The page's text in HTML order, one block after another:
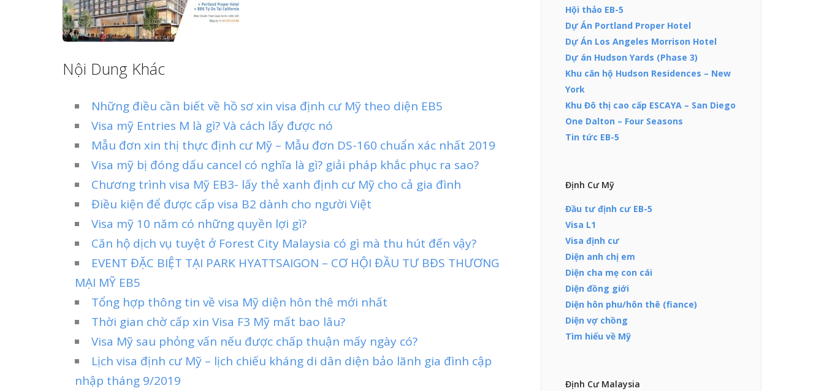
Nội Dung Khác
Những điều cần biết về hồ sơ xin visa định cư Mỹ theo diện EB5
Visa mỹ Entries M là gì? Và cách lấy được nó
Mẫu đơn xin thị thực định cư Mỹ – Mẫu đơn DS-160 chuẩn xác nhất 2019
Visa mỹ bị đóng dấu cancel có nghĩa là gì? giải pháp khắc phục ra sao?
Chương trình visa Mỹ EB3- lấy thẻ xanh định cư Mỹ cho cả gia đình
Điều kiện để được cấp visa B2 dành cho người Việt
Visa mỹ 10 năm có những quyền lợi gì?
Căn hộ dịch vụ tuyệt ở Forest City Malaysia có gì mà thu hút đến vậy?
EVENT ĐẶC BIỆT TẠI PARK HYATTSAIGON – CƠ HỘI ĐẦU TƯ BĐS THƯƠNG
MẠI MỸ EB5
Tổng hợp thông tin về visa Mỹ diện hôn thê mới nhất
Thời gian chờ cấp xin Visa F3 Mỹ mất bao lâu?
Visa Mỹ sau phỏng vấn nếu được chấp thuận mấy ngày có?
Lịch visa định cư Mỹ – lịch chiếu kháng di dân diện bảo lãnh gia đình cập
nhập tháng 9/2019
Hội thảo EB-5
Dự Án Portland Proper Hotel
Dự Án Los Angeles Morrison Hotel
Dự án Hudson Yards (Phase 3)
Khu căn hộ Hudson Residences – New
York
Khu Đô thị cao cấp ESCAYA – San Diego
One Dalton – Four Seasons
Tin tức EB-5
Định Cư Mỹ
Đầu tư định cư EB-5
Visa L1
Visa định cư
Diện anh chị em
Diện cha mẹ con cái
Diện đồng giới
Diện hôn phu/hôn thê (fiance)
Diện vợ chồng
Tìm hiểu về Mỹ
Định Cư Malaysia